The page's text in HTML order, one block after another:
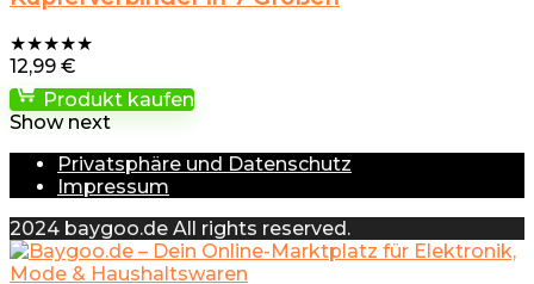
★★★★★
12,99 €
Produkt kaufen
Show next
Privatsphäre und Datenschutz
Impressum
2024 baygoo.de All rights reserved.